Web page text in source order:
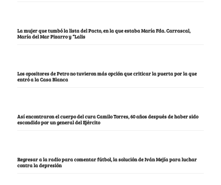
La mujer que tumbó la lista del Pacto, en la que estaba María Fda. Carrascal,
María del Mar Pizarro y “Lalis
Los opositores de Petro no tuvieron más opción que criticar la puerta por la que
entró a la Casa Blanca
Así encontraron el cuerpo del cura Camilo Torres, 60 años después de haber sido
escondido por un general del Ejército
Regresar a la radio para comentar fútbol, la solución de Iván Mejía para luchar
contra la depresión